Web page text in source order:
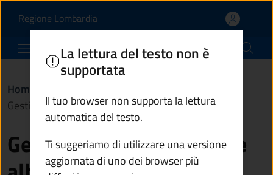
Gestire strutture
Regione Lombardia(apre in un'altra scheda).
Comune di Cevo
Home
Gestire strutture ricettive alberghiere
Gestire strutture ricettive
La lettura del testo non è
supportata
Il tuo browser non supporta la lettura
automatica del testo.
Ti suggeriamo di utilizzare una versione
aggiornata di uno dei browser più